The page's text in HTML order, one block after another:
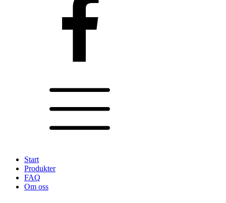
Start
Produkter
FAQ
Om oss